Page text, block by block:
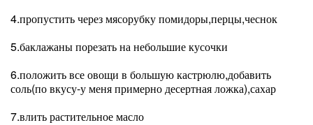
4.пропустить через мясорубку помидоры,перцы,чеснок
5.баклажаны порезать на небольшие кусочки
6.положить все овощи в большую кастрюлю,добавить
соль(по вкусу-у меня примерно десертная ложка),сахар
7.влить растительное масло